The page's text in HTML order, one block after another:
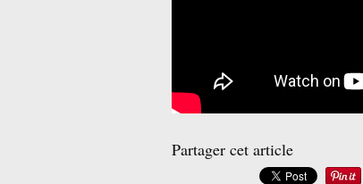
Partager cet article